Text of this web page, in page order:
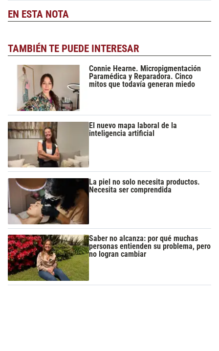
EN ESTA NOTA
TAMBIÉN TE PUEDE INTERESAR
Connie Hearne. Micropigmentación
Paramédica y Reparadora. Cinco
mitos que todavía generan miedo
El nuevo mapa laboral de la
inteligencia artificial
La piel no solo necesita productos.
Necesita ser comprendida
Saber no alcanza: por qué muchas
personas entienden su problema, pero
no logran cambiar